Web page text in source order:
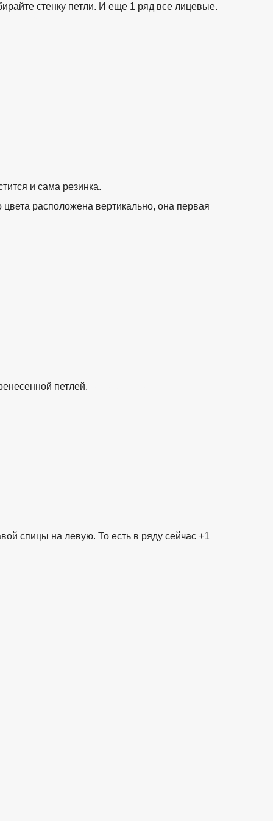
стенку петли. И еще 1 ряд все лицевые.
и сама резинка.
расположена вертикально, она первая
петлей.
спицы на левую. То есть в ряду сейчас +1